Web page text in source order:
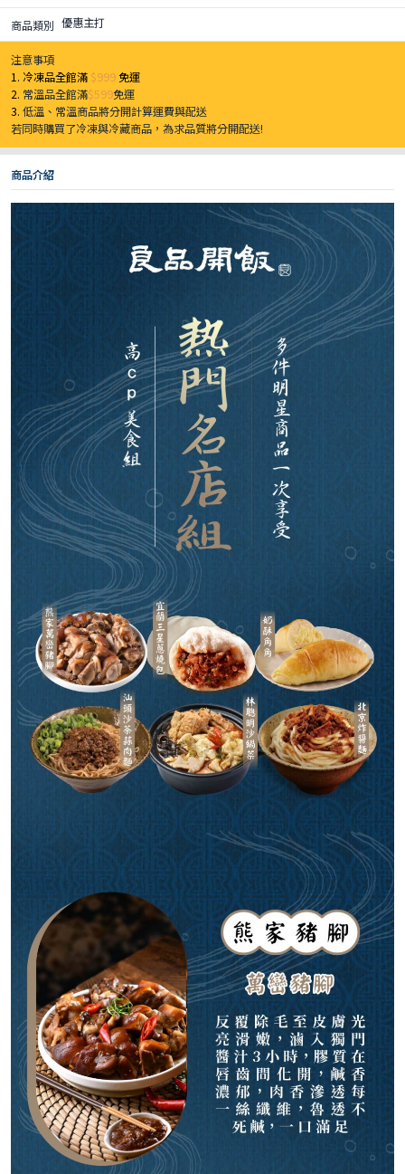
商品類別 優惠主打
注意事項
1. 冷凍品全館滿 $999免運
2. 常溫品全館滿$599免運
3.低溫、常溫商品將分開計算運費與配送
若同時購買了冷凍與冷藏商品，為求品質將分開配送!
商品介紹